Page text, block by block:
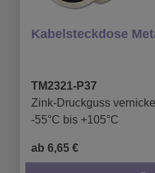
Kabelsteckdose
TM2321-P37
Zink-Druckguss
-55°C bis +105°C
ab 6,65 €